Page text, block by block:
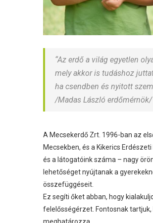
“Az erdő a világ egyetlen
mely akkor is tudáshoz
ha csendben és nyitott
/Madas László erdőmérnök/
A Mecsekerdő Zrt. 1996-ban az
Mecsekben, és a Kikerics
és a látogatóink száma – nagy
lehetőséget nyújtanak a
összefüggéseit.
Ez segíti őket abban, hogy
felelősségérzet. Fontosnak